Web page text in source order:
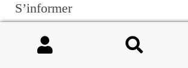
S’informer
Recevoir des nouvelles des éditions Mesures
Recherche
Recherche